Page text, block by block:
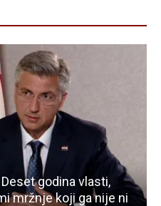
godina vlasti,
mržnje koji ga nije ni